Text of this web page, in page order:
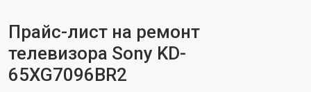
Прайс-лист на ремонт
телевизора Sony KD-
65XG7096BR2